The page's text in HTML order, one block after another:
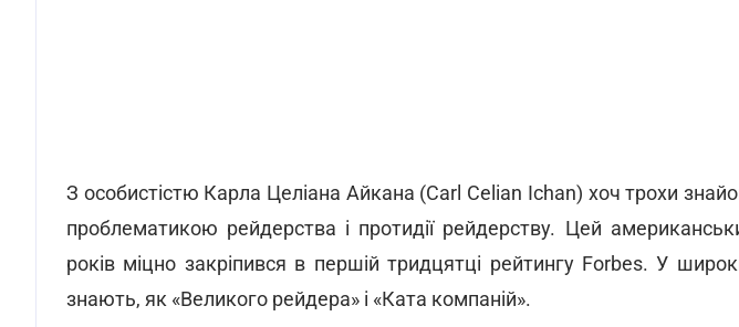
З особистістю Карла Целіана Айкана (Carl Celian Ichan) хоч трохи
проблематикою рейдерства і протидії рейдерству. Цей
років міцно закріпився в першій тридцятці рейтингу Forbes. У
знають, як «Великого рейдера» і «Ката компаній».